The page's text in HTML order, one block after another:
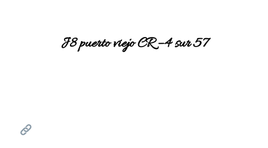
J8 puerto viejo CR – 4 sur 57